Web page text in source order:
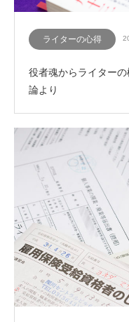
ライターの心得
役者魂からライター
論より